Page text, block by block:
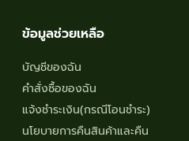
ข้อมูลช่วยเหลือ
บัญชีของฉัน
คำสั่งซื้อของฉัน
แจ้งชำระเงิน(กรณีโอนชำระ)
นโยบายการคืนสินค้าและคืน